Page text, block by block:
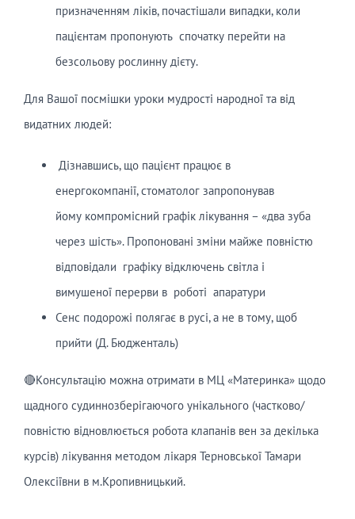
призначенням ліків, почастішали випадки, коли
пацієнтам пропонують спочатку перейти на
безсольову рослинну дієту.
Для Вашої посмішки уроки мудрості народної та від
видатних людей:
Дізнавшись, що пацієнт працює в
енергокомпанії, стоматолог запропонував
йому компромісний графік лікування – «два зуба
через шість». Пропоновані зміни майже повністю
відповідали графіку відключень світла і
вимушеної перерви в роботі апаратури
Сенс подорожі полягає в русі, а не в тому, щоб
прийти (Д. Бюдженталь)
🔴Kонсультацію можна отримати в МЦ «Материнка» щодо
щадного судиннозберігаючого унікального (частково/
повністю відновлюється робота клапанів вен за декілька
курсів) лікування методом лікаря Терновської Тамари
Олексіївни в м.Кропивницький.